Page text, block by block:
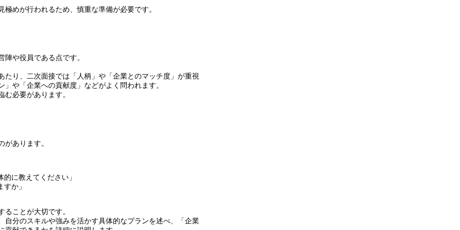
めが行われるため、慎重な準備が必要です。
や役員である点です。
り、二次面接では「人柄」や「企業とのマッチ度」が重視
や「企業への貢献度」などがよく問われます。
必要があります。
あります。
に教えてください」
か」
ことが大切です。
分のスキルや強みを活かす具体的なプランを述べ、「企業